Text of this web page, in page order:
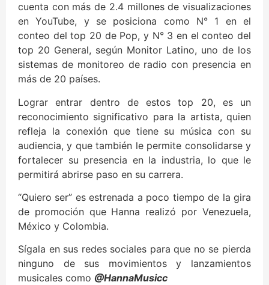
cuenta con más de 2.4 millones de visualizaciones
en YouTube, y se posiciona como N° 1 en el
conteo del top 20 de Pop, y N° 3 en el conteo del
top 20 General, según Monitor Latino, uno de los
sistemas de monitoreo de radio con presencia en
más de 20 países.
Lograr entrar dentro de estos top 20, es un
reconocimiento significativo para la artista, quien
refleja la conexión que tiene su música con su
audiencia, y que también le permite consolidarse y
fortalecer su presencia en la industria, lo que le
permitirá abrirse paso en su carrera.
“Quiero ser” es estrenada a poco tiempo de la gira
de promoción que Hanna realizó por Venezuela,
México y Colombia.
Sígala en sus redes sociales para que no se pierda
ninguno de sus movimientos y lanzamientos
musicales como @HannaMusicc